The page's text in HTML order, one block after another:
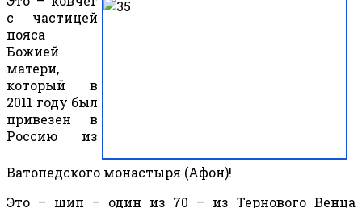
с частицей
пояса
Божией
матери,
который в
2011 году был
привезен в
Россию из
Ватопедского монастыря (Афон)!
Это – шип – один из 70 – из Тернового Венца